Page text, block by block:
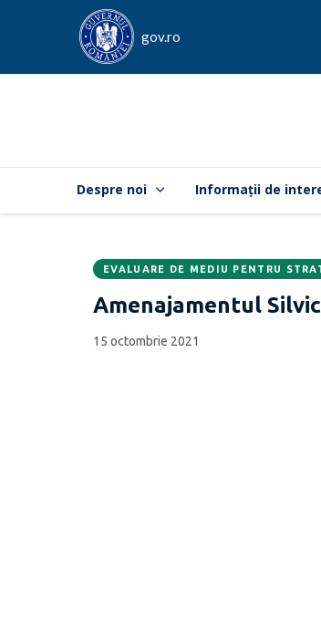
gov.ro
Despre noi Informații de
CATEGORIA:
EVALUARE DE MEDIU PENTRU
Amenajamentul
Data
publicării:
15 octombrie 2021